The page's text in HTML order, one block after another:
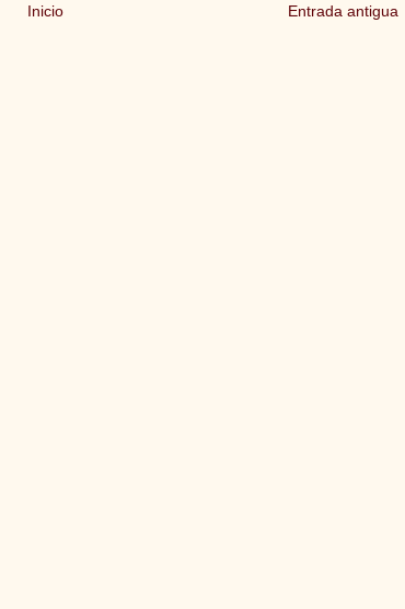
Entrada antigua
Inicio